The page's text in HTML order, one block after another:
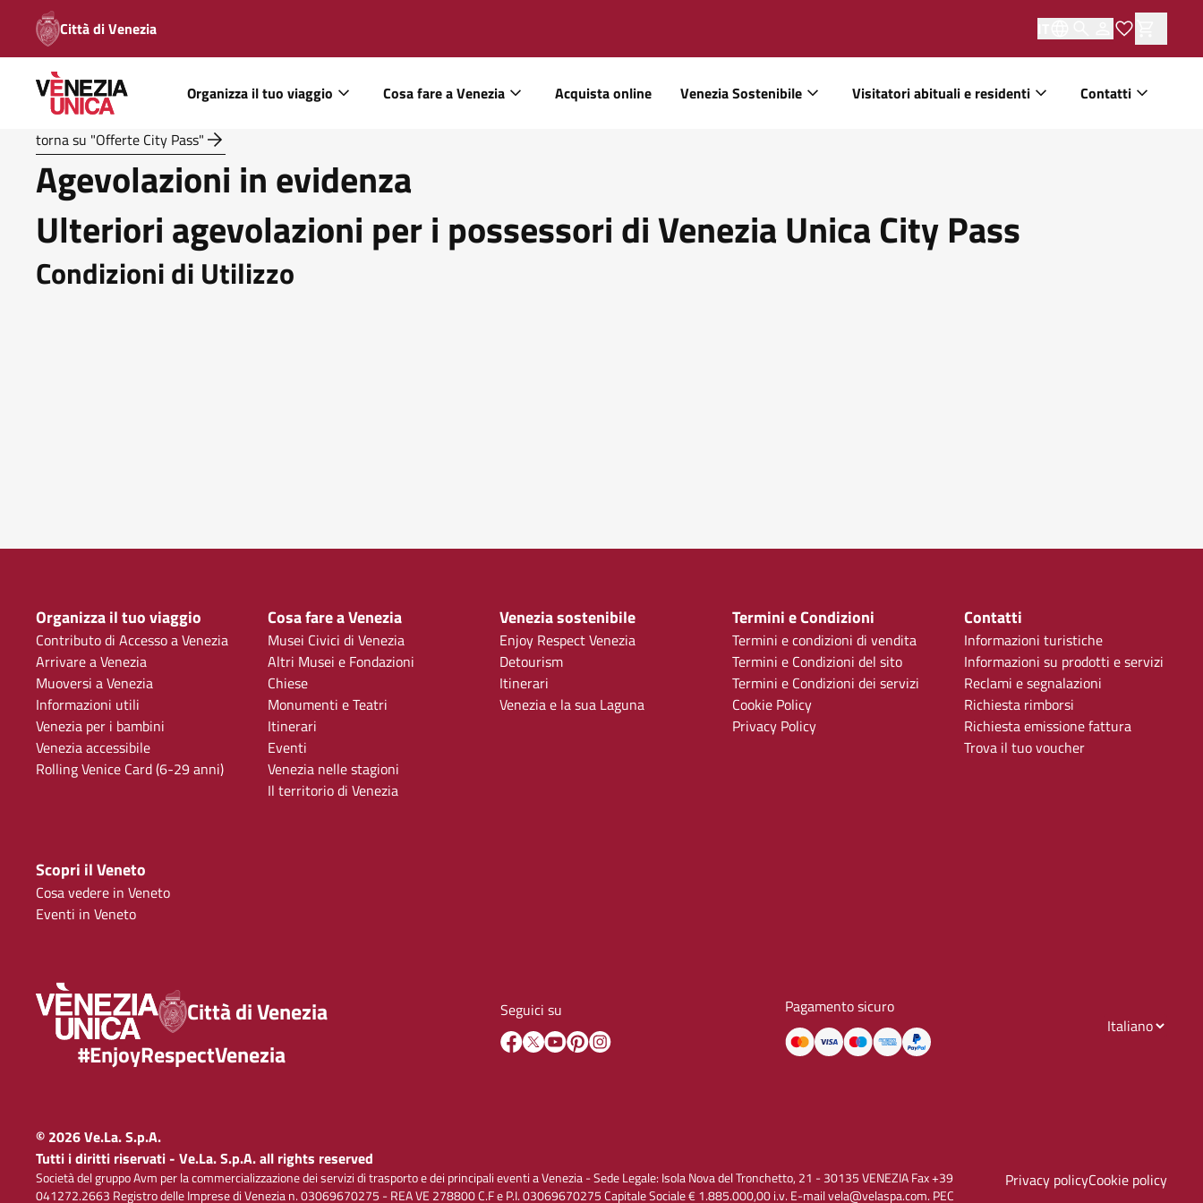
Città di Venezia
Organizza il tuo viaggio Cosa fare a Venezia Acquista online Venezia Sostenibile Visitatori abituali e residenti Contatti
torna su "Offerte City Pass"
Agevolazioni in evidenza
Ulteriori agevolazioni per i possessori di Venezia Unica City Pass
Condizioni di Utilizzo
Organizza il tuo viaggio
Contributo di Accesso a Venezia
Arrivare a Venezia
Muoversi a Venezia
Informazioni utili
Venezia per i bambini
Venezia accessibile
Rolling Venice Card (6-29 anni)
Cosa fare a Venezia
Musei Civici di Venezia
Altri Musei e Fondazioni
Chiese
Monumenti e Teatri
Itinerari
Eventi
Venezia nelle stagioni
Il territorio di Venezia
Venezia sostenibile
Enjoy Respect Venezia
Detourism
Itinerari
Venezia e la sua Laguna
Termini e Condizioni
Termini e condizioni di vendita
Termini e Condizioni del sito
Termini e Condizioni dei servizi
Cookie Policy
Privacy Policy
Contatti
Informazioni turistiche
Informazioni su prodotti e servizi
Reclami e segnalazioni
Richiesta rimborsi
Richiesta emissione fattura
Trova il tuo voucher
Scopri il Veneto
Cosa vedere in Veneto
Eventi in Veneto
Città di Venezia
#EnjoyRespectVenezia
Seguici su Pagamento sicuro
© 2026 Ve.La. S.p.A.
Tutti i diritti riservati - Ve.La. S.p.A. all rights reserved
Società del gruppo Avm per la commercializzazione dei servizi di trasporto e dei principali eventi a Venezia - Sede Legale: Isola Nova del Tronchetto, 21 - 30135 VENEZIA Fax +39
041272.2663 Registro delle Imprese di Venezia n. 03069670275 - REA VE 278800 C.F e P.I. 03069670275 Capitale Sociale € 1.885.000,00 i.v. E-mail vela@velaspa.com. PEC
Privacy policyCookie policy